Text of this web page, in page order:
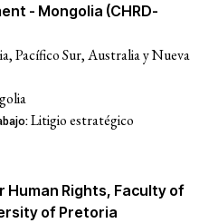
- Mongolia (CHRD-
Pacífico Sur, Australia y Nueva
Litigio estratégico
Human Rights, Faculty of
of Pretoria